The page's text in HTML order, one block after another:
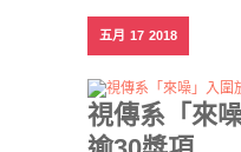
五月 17 2018
視傳系「來